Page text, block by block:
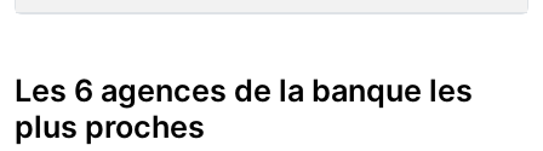
Les 6 agences de la banque les
plus proches